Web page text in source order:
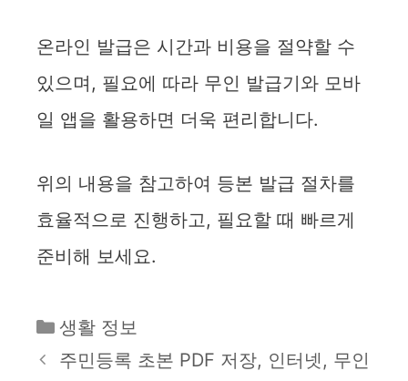
온라인 발급은 시간과 비용을 절약할 수
있으며, 필요에 따라 무인 발급기와 모바
일 앱을 활용하면 더욱 편리합니다.
위의 내용을 참고하여 등본 발급 절차를
효율적으로 진행하고, 필요할 때 빠르게
준비해 보세요.
카
테
생활 정보
주민등록 초본 PDF 저장, 인터넷, 무인